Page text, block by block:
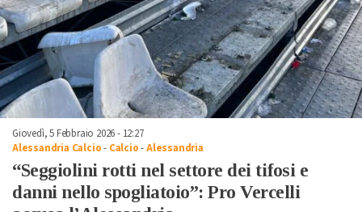
Giovedì, 5 Febbraio 2026 - 12:27
Alessandria Calcio- Calcio-Alessandria
“Seggiolini rotti nel settore dei tifosi e
danni nello spogliatoio”: Pro Vercelli